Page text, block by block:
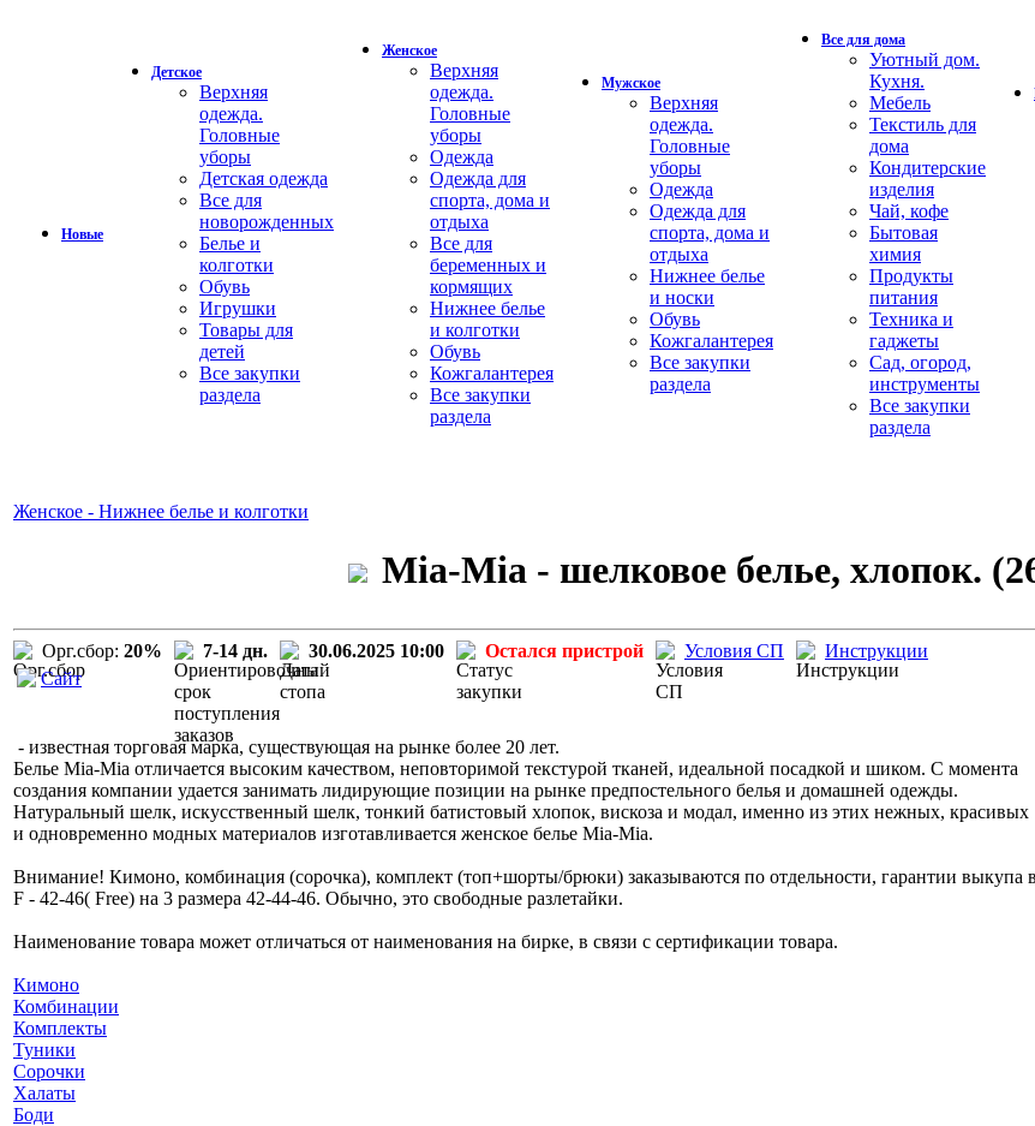
Новые
Детское
Верхняя
одежда.
Головные
уборы
Детская одежда
Все для
новорожденных
Белье и
колготки
Обувь
Игрушки
Товары для
детей
Все закупки
раздела
Женское
Верхняя
одежда.
Головные
уборы
Одежда
Одежда для
спорта, дома и
отдыха
Все для
беременных и
кормящих
Нижнее белье
и колготки
Обувь
Кожгалантерея
Все закупки
раздела
Мужское
Верхняя
одежда.
Головные
уборы
Одежда
Одежда для
спорта, дома и
отдыха
Нижнее белье
и носки
Обувь
Кожгалантерея
Все закупки
раздела
Все для дома
Уютный дом.
Кухня.
Мебель
Текстиль для
дома
Кондитерские
изделия
Чай, кофе
Бытовая
химия
Продукты
питания
Техника и
гаджеты
Сад, огород,
инструменты
Все закупки
раздела
Женское - Нижнее белье и колготки
Mia-Mia - шелковое белье, хлопок.
Орг.сбор: 20% 7-14 дн. 30.06.2025 10:00 Остался пристрой Условия СП Инструкции
Сайт
- известная торговая марка, существующая на рынке более 20 лет.
Белье Mia-Mia отличается высоким качеством, неповторимой текстурой тканей, идеальной посадкой и шиком. С момента
создания компании удается занимать лидирующие позиции на рынке предпостельного белья и домашней одежды.
Натуральный шелк, искусственный шелк, тонкий батистовый хлопок, вискоза и модал, именно из этих нежных, красивых
и одновременно модных материалов изготавливается женское белье Mia-Mia.
Внимание! Кимоно, комбинация (сорочка), комплект (топ+шорты/брюки) заказываются по отдельности, гарантии выкупа
F - 42-46( Free) на 3 размера 42-44-46. Обычно, это свободные разлетайки.
Наименование товара может отличаться от наименования на бирке, в связи с сертификации товара.
Кимоно
Комбинации
Комплекты
Туники
Сорочки
Халаты
Боди